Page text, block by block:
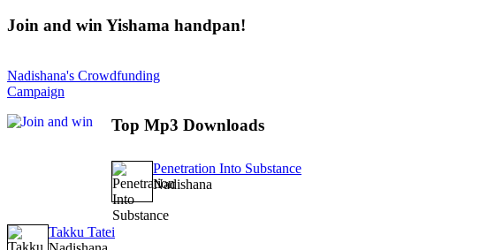
Join and win Yishama handpan!
Nadishana's Crowdfunding
Campaign
Top Mp3 Downloads
Penetration Into Substance
Nadishana
Takku Tatei